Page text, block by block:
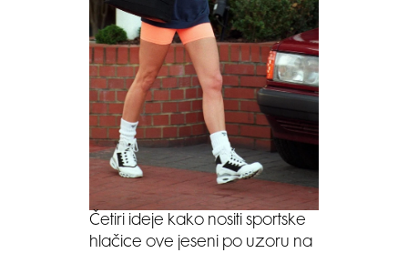
Četiri ideje kako nositi sportske
hlačice ove jeseni po uzoru na